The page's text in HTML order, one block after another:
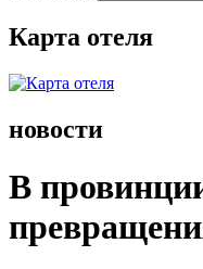
Карта отеля
новости
В